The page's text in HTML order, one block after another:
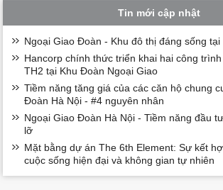
Tin mới cập nhật
Ngoại Giao Đoàn - Khu đô thị đáng sống tại
Hancorp chính thức triển khai hai công
TH2 tại Khu Đoàn Ngoại Giao
Tiềm năng tăng giá của các căn hộ chung
Đoàn Hà Nội - #4 nguyên nhân
Ngoại Giao Đoàn Hà Nội - Tiềm năng đầu
lỡ
Mặt bằng dự án The 6th Element: Sự kết
cuộc sống hiện đại và không gian tự nhiên